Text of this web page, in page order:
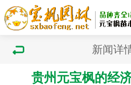
新闻详
贵州元宝枫的经